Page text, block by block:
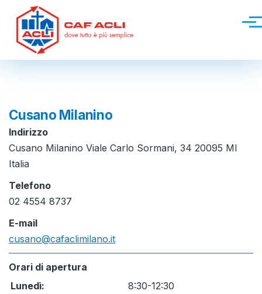
Salta al contenuto principale
Cusano Milanino
Indirizzo
Cusano Milanino Viale Carlo Sormani, 34 20095 MI
Italia
Telefono
02 4554 8737
E-mail
cusano@cafaclimilano.it
Orari di apertura
Giorno
Time
Commento
Lunedì:
8:30-12:30